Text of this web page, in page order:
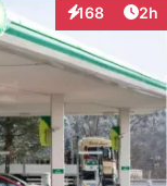
168
Interaktionen
2h